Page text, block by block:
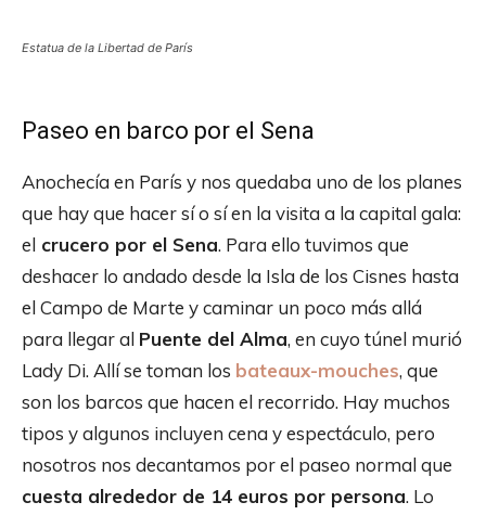
Estatua de la Libertad de París
Paseo en barco por el Sena
Anochecía en París y nos quedaba uno de los planes
que hay que hacer sí o sí en la visita a la capital gala:
el crucero por el Sena. Para ello tuvimos que
deshacer lo andado desde la Isla de los Cisnes hasta
el Campo de Marte y caminar un poco más allá
para llegar al Puente del Alma, en cuyo túnel murió
Lady Di. Allí se toman los bateaux-mouches, que
son los barcos que hacen el recorrido. Hay muchos
tipos y algunos incluyen cena y espectáculo, pero
nosotros nos decantamos por el paseo normal que
cuesta alrededor de 14 euros por persona. Lo